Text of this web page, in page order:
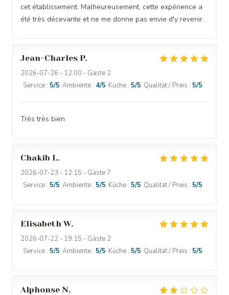
cet établissement. Malheureusement, cette expérience a
été très décevante et ne me donne pas envie d'y revenir.
Jean-Charles P
2026-07-26 - 12:00 - Gäste 2
Service : 5/5 Ambiente : 4/5 Küche : 5/5 Qualität / Preis : 5/5
Très très bien
Chakib L
2026-07-23 - 12:15 - Gäste 7
Service : 5/5 Ambiente : 5/5 Küche : 5/5 Qualität / Preis : 5/5
Elisabeth W
2026-07-22 - 19:15 - Gäste 2
Service : 5/5 Ambiente : 5/5 Küche : 5/5 Qualität / Preis : 5/5
Alphonse N